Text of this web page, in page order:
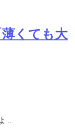
くても大
…